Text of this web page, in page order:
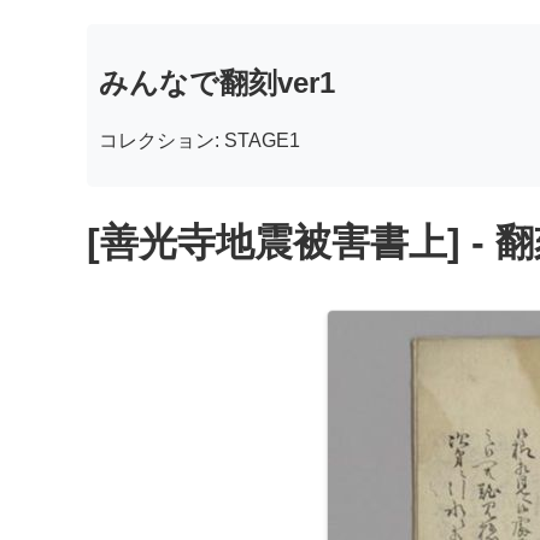
みんなで翻刻ver1
コレクション: STAGE1
[善光寺地震被害書上] -